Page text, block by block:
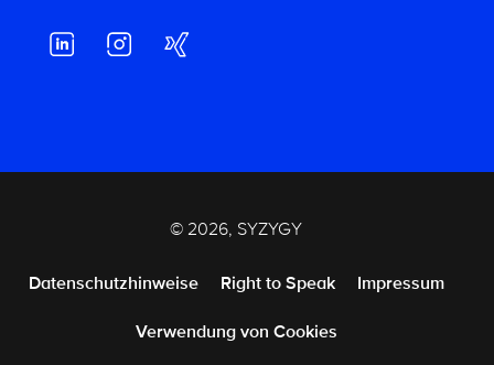
© 2026, SYZYGY
Datenschutzhinweise Right to Speak Impressum
Verwendung von Cookies